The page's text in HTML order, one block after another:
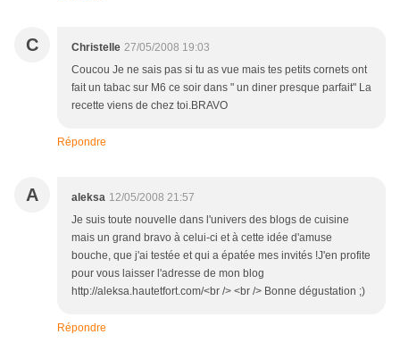
C Christelle 27/05/2008 19:03
Coucou Je ne sais pas si tu as vue mais tes petits cornets ont
fait un tabac sur M6 ce soir dans " un diner presque parfait" La
recette viens de chez toi.BRAVO
Répondre
A aleksa 12/05/2008 21:57
Je suis toute nouvelle dans l'univers des blogs de cuisine
mais un grand bravo à celui-ci et à cette idée d'amuse
bouche, que j'ai testée et qui a épatée mes invités !J'en profite
pour vous laisser l'adresse de mon blog
http://aleksa.hautetfort.com/<br /> <br /> Bonne dégustation ;)
Répondre